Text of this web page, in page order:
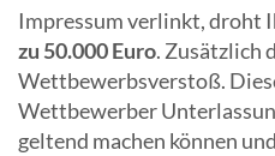
Impressum verlinkt, droht
zu 50.000 Euro. Zusätzlich
Wettbewerbsverstoß.
Wettbewerber
geltend machen können